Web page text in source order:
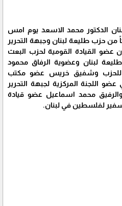
الدكتور محمد الاسعد يوم امس
مشتركاً من حزب طليعة لبنان وجبهة التحرير
عضو القيادة القومية لحزب البعث
لبنان وعضوية الرفاق محمود
للحزب وشفيق خريس عضو مكتب
اللجنة المركزية لجبهة التحرير
محمد اسماعيل عضو قيادة
لفلسطين في لبنان.